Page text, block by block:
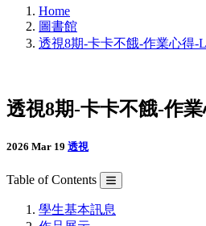
Home
圖書館
透視8期-卡卡不餓-作業心得-
透視8期-卡卡不餓-作
2026 Mar 19 透視
Table of Contents
學生基本訊息